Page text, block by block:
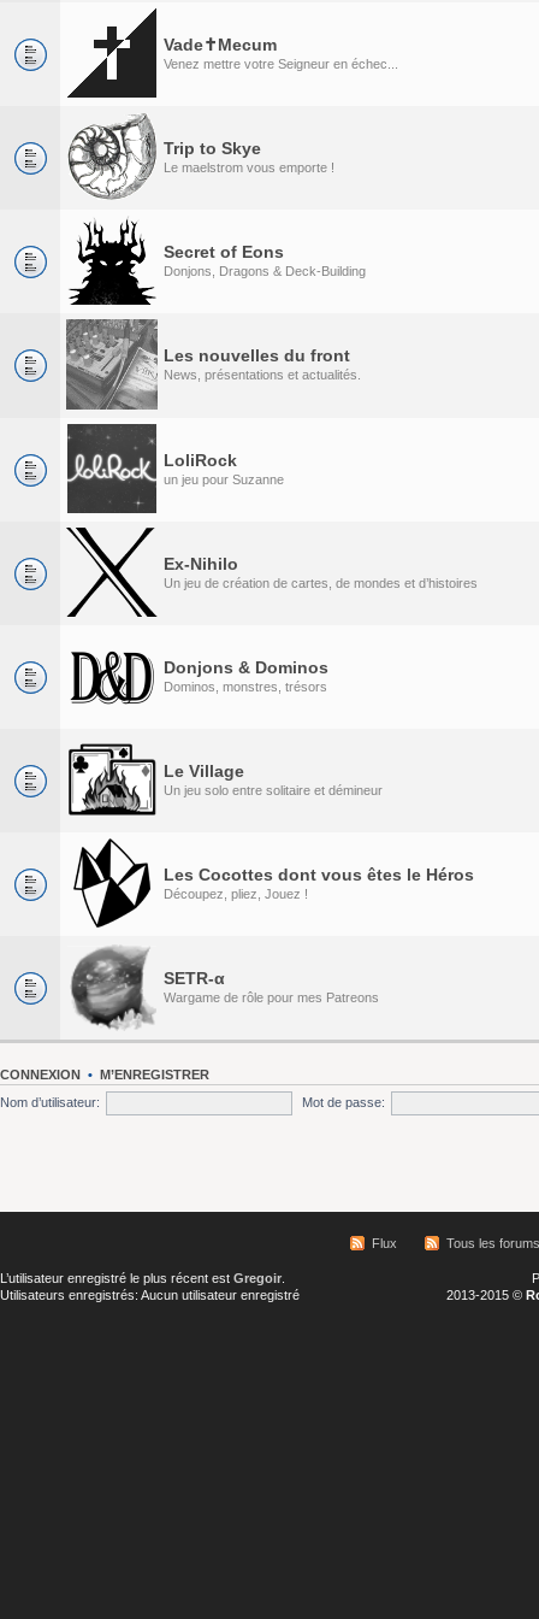
Vade✝Mecum
Venez mettre votre Seigneur en échec...
Trip to Skye
Le maelstrom vous emporte !
Secret of Eons
Donjons, Dragons & Deck-Building
Les nouvelles du front
News, présentations et actualités.
LoliRock
un jeu pour Suzanne
Ex-Nihilo
Un jeu de création de cartes, de mondes et d’histoires
Donjons & Dominos
Dominos, monstres, trésors
Le Village
Un jeu solo entre solitaire et démineur
Les Cocottes dont vous êtes le Héros
Découpez, pliez, Jouez !
SETR-α
Wargame de rôle pour mes Patreons
CONNEXION • M’ENREGISTRER
Nom d’utilisateur:
Mot de passe:
Flux Tous les forums
L’utilisateur enregistré le plus récent est Gregoir
Utilisateurs enregistrés: Aucun utilisateur enregistré
2013-2015 ©